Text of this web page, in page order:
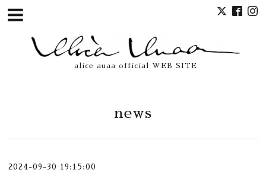
alice auaa official WEB SITE
news
2024-09-30 19:15:00